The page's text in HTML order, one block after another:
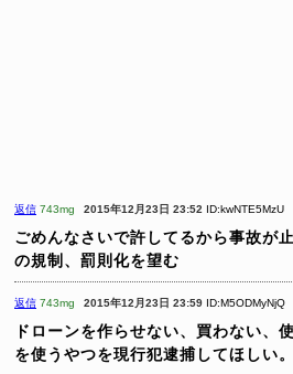
返信 743mg 2015年12月23日 23:52 ID:kwNTE5MzU
ごめんなさいで許してるから事故が
の規制、罰則化を望む
返信 743mg 2015年12月23日 23:59 ID:M5ODMyNjQ
ドローンを作らせない、買わない、
を使うやつを現行犯逮捕してほしい。